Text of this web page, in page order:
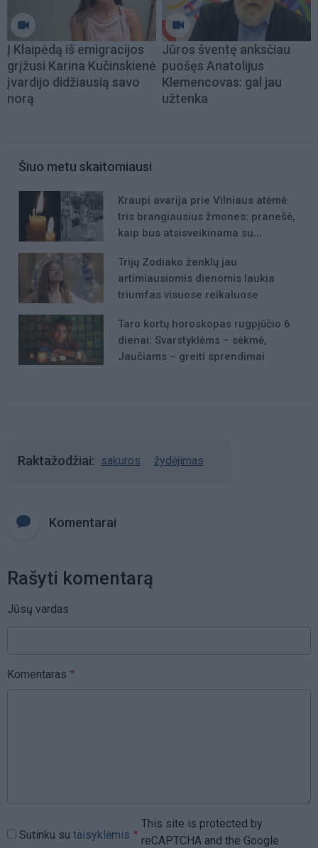
Į Klaipėdą iš emigracijos
grįžusi Karina Kučinskienė
įvardijo didžiausią savo
norą
Jūros šventę anksčiau
puošęs Anatolijus
Klemencovas: gal jau
užtenka
Šiuo metu skaitomiausi
Kraupi avarija prie Vilniaus atėmė
tris brangiausius žmones: pranešė,
kaip bus atsisveikinama su
Trijų Zodiako ženklų jau
artimiausiomis dienomis laukia
triumfas visuose reikaluose
Taro kortų horoskopas rugpjūčio 6
dienai: Svarstyklėms – sėkmė,
Jaučiams – greiti sprendimai
Raktažodžiai sakuros žydėjimas
Komentarai
Rašyti komentarą
Jūsų vardas
Komentaras
Sutinku su taisyklėmis
This site is protected by
reCAPTCHA and the Google